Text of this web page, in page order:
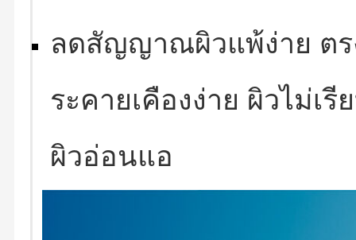
ลดสัญญาณผิวแพ้ง่าย ตร
ระคายเคืองง่าย ผิวไม่เ
ผิวอ่อนแอ